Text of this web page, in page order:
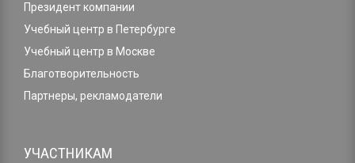
Президент компании
Учебный центр в Петербурге
Учебный центр в Москве
Благотворительность
Партнеры, рекламодатели
УЧАСТНИКАМ